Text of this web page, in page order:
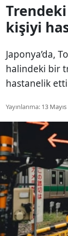
kişiyi
Japonya’da,
halindeki bir
hastanelik
Yayınlanma: 13